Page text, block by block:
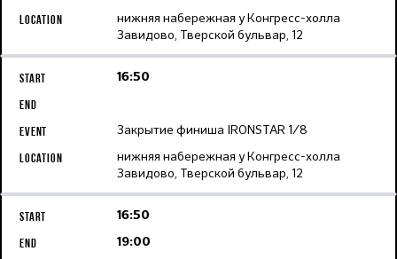
нижняя набережная у Конгресс-холла
Завидово, Тверской бульвар, 12
16:50
Закрытие финиша IRONSTAR 1/8
нижняя набережная у Конгресс-холла
Завидово, Тверской бульвар, 12
16:50
19:00